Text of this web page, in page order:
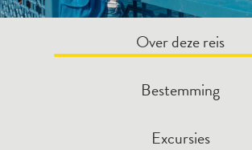
Over deze reis
Bestemming
Excursies